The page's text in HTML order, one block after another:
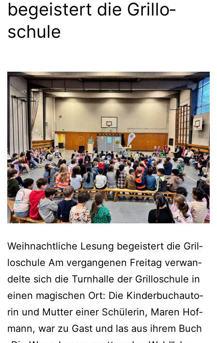
begeis­tert die Gril­lo­
schu­le
Weih­nacht­li­che Lesung begeis­tert die Gril­
lo­schu­le Am ver­gan­ge­nen Frei­tag ver­wan­
del­te sich die Turn­hal­le der Gril­lo­schu­le in
einen magi­schen Ort: Die Kin­der­buch­au­to­
rin und Mut­ter einer Schü­le­rin, Maren Hof­
mann, war zu Gast und las aus ihrem Buch